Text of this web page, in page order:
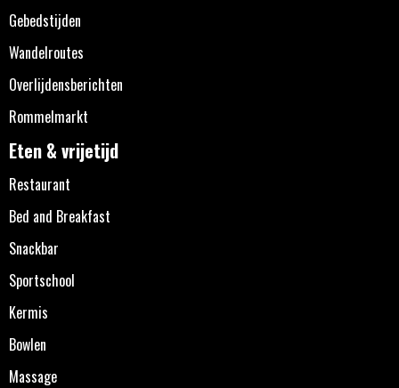
Gebedstijden
Wandelroutes
Overlijdensberichten
Rommelmarkt
Eten & vrijetijd
Restaurant
Bed and Breakfast
Snackbar
Sportschool
Kermis
Bowlen
Massage